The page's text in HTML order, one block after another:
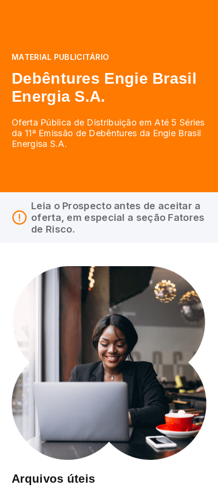
MATERIAL PUBLICITÁRIO
Debêntures Engie Brasil
Energia S.A.
Oferta Pública de Distribuição em Até 5 Séries
da 11ª Emissão de Debêntures da Engie Brasil
Energisa S.A.
Leia o Prospecto antes de aceitar a
oferta, em especial a seção Fatores
de Risco.
Arquivos úteis